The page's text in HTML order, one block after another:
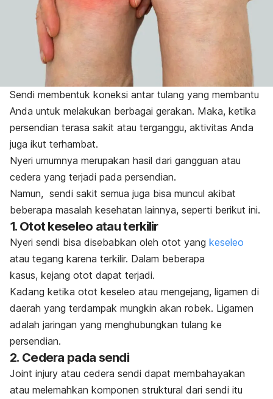
Sendi membentuk koneksi antar tulang yang membantu
Anda untuk melakukan berbagai gerakan. Maka, ketika
persendian terasa sakit atau terganggu, aktivitas Anda
juga ikut terhambat.
Nyeri umumnya merupakan hasil dari gangguan atau
cedera yang terjadi pada persendian.
Namun, sendi sakit semua juga bisa muncul akibat
beberapa masalah kesehatan lainnya, seperti berikut ini.
1. Otot keseleo atau terkilir
Nyeri sendi bisa disebabkan oleh otot yang keseleo
atau tegang karena terkilir. Dalam beberapa
kasus, kejang otot dapat terjadi.
Kadang ketika otot keseleo atau mengejang, ligamen di
daerah yang terdampak mungkin akan robek. Ligamen
adalah jaringan yang menghubungkan tulang ke
persendian.
2. Cedera pada sendi
Joint injury atau cedera sendi dapat membahayakan
atau melemahkan komponen struktural dari sendi itu